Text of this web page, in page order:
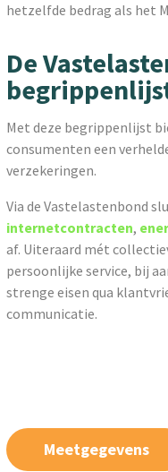
hetzelfde bedrag als het
De
Met deze begrippenlijst
consumenten een
verzekeringen.
Via de Vastelastenbond
internetcontracten,
af. Uiteraard mét
persoonlijke service, bij
strenge eisen qua
communicatie.
Meetgegevens